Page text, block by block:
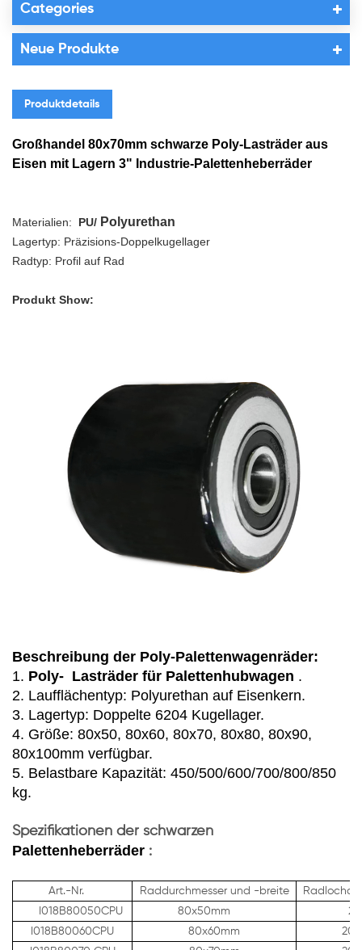
Categories
Neue Produkte
Produktdetails
Großhandel 80x70mm schwarze Poly-Lasträder aus
Eisen mit Lagern 3" Industrie-Palettenheberräder
Materialien: PU/ Polyurethan
Lagertyp: Präzisions-Doppelkugellager
Radtyp: Profil auf Rad
Produkt Show:
Beschreibung der Poly-Palettenwagenräder:
1. Poly- Lasträder für Palettenhubwagen .
2. Laufflächentyp: Polyurethan auf Eisenkern.
3. Lagertyp: Doppelte 6204 Kugellager.
4. Größe: 80x50, 80x60, 80x70, 80x80, 80x90,
80x100mm verfügbar.
5. Belastbare Kapazität: 450/500/600/700/800/850
kg.
Spezifikationen der schwarzen
Palettenheberräder :
Art.-Nr. Raddurchmesser und -breite
I018B80050CPU
80x50mm
I018B80060CPU
80x60mm